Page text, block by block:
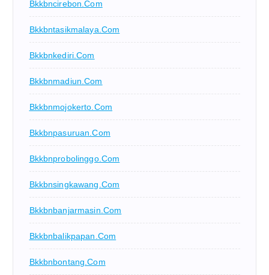
Bkkbncirebon.com
Bkkbntasikmalaya.com
Bkkbnkediri.com
Bkkbnmadiun.com
Bkkbnmojokerto.com
Bkkbnpasuruan.com
Bkkbnprobolinggo.com
Bkkbnsingkawang.com
Bkkbnbanjarmasin.com
Bkkbnbalikpapan.com
Bkkbnbontang.com